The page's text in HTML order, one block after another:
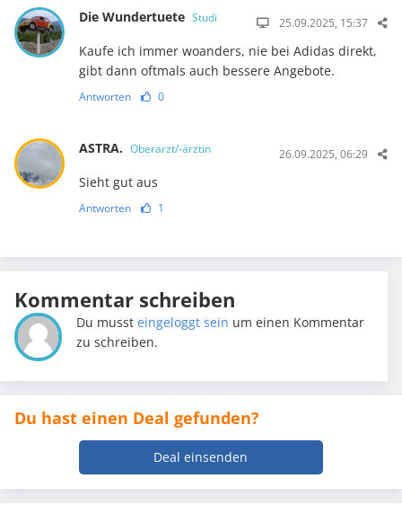
Die Wundertuete Studi 25.09.2025, 15:37
Kaufe ich immer woanders, nie bei Adidas direkt,
gibt dann oftmals auch bessere Angebote.
Antworten 0
ASTRA. Oberarzt/-ärztin 26.09.2025, 06:29
Sieht gut aus
Antworten 1
Kommentar schreiben
Du mussteingeloggt sein um einen Kommentar
zu schreiben.
Du hast einen Deal gefunden?
Deal einsenden